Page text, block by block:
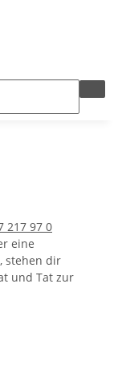
217 97 0
eine
stehen dir
und Tat zur